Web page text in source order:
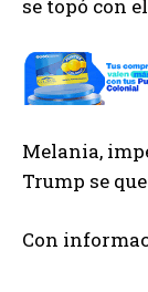
se topó con
Melania,
Trump se
Con